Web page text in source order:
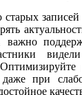
старых
при